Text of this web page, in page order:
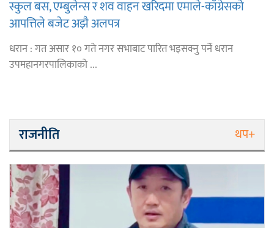
स्कुल बस, एम्बुलेन्स र शव वाहन खरिदमा एमाले-काँग्रेसको
आपत्तिले बजेट अझै अलपत्र
धरान : गत असार १० गते नगर सभाबाट पारित भइसक्नु पर्ने धरान
उपमहानगरपालिकाको ...
राजनीति थप+